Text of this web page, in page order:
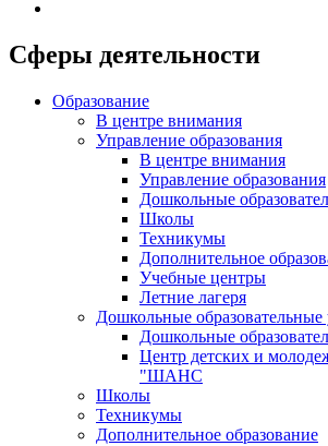
Сферы деятельности
Образование
В центре внимания
Управление образования
В центре внимания
Управление образования
Дошкольные
Школы
Техникумы
Дополнительное
Учебные центры
Летние лагеря
Дошкольные
Дошкольные
Центр детских и
"ШАНС
Школы
Техникумы
Дополнительное образование